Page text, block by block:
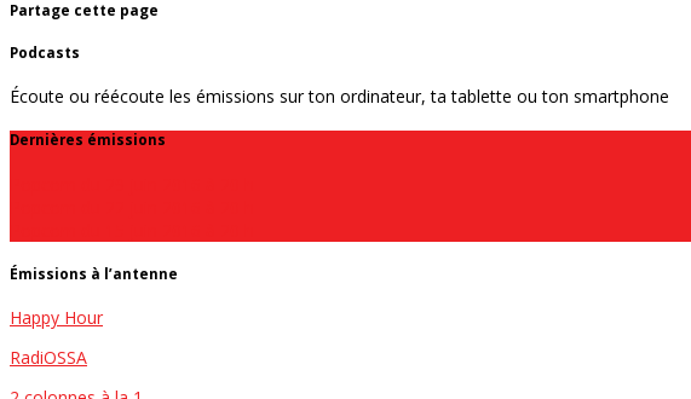
Partage cette page
Podcasts
Écoute ou réécoute les émissions sur ton ordinateur, ta tablette ou ton smartphone
Dernières émissions
Émissions à l’antenne
Happy Hour
RadiOSSA